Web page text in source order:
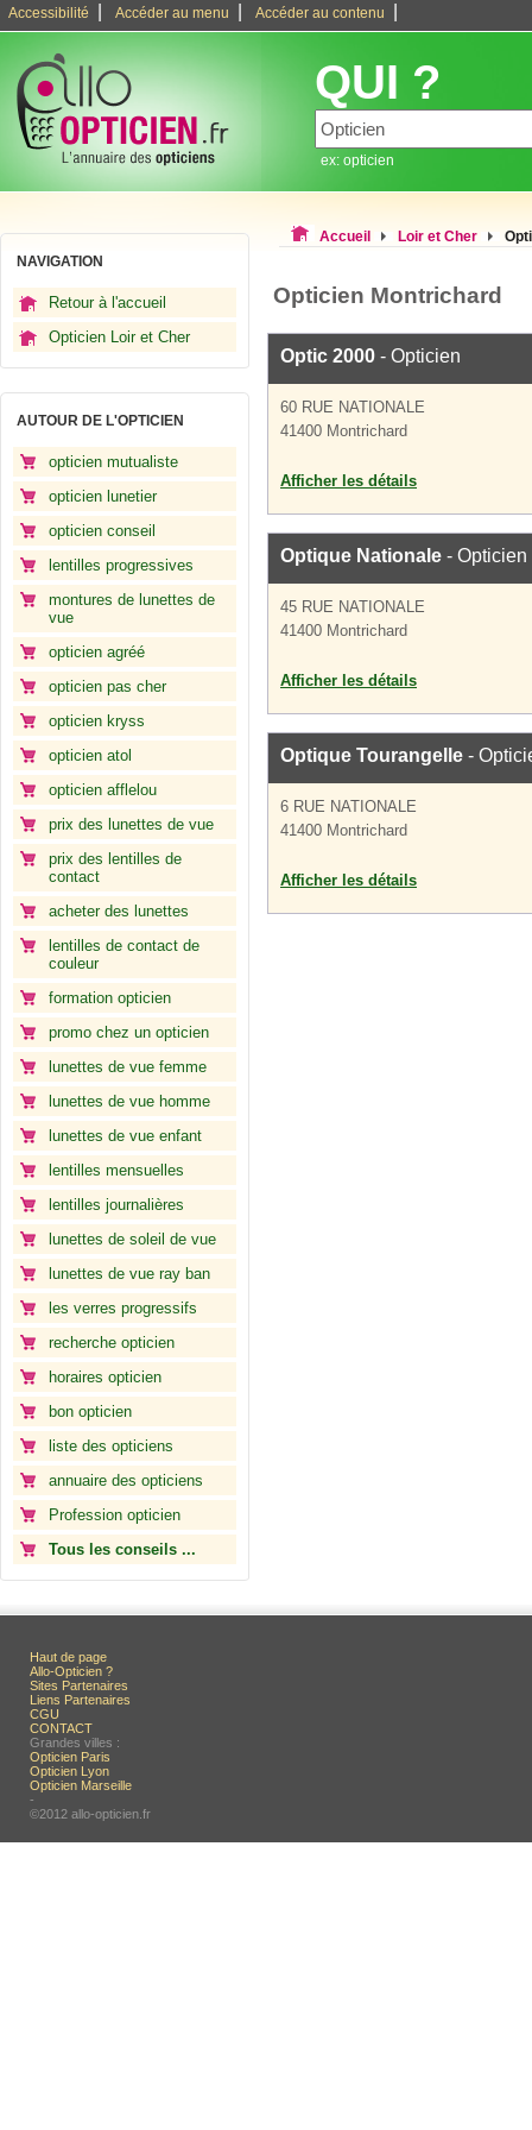
Accessibilité Accéder au menu Accéder au contenu
QUI ?
ex: opticien
NAVIGATION
Retour à l'accueil
Opticien Loir et Cher
AUTOUR DE L'OPTICIEN
opticien mutualiste
opticien lunetier
opticien conseil
lentilles progressives
montures de lunettes de
vue
opticien agréé
opticien pas cher
opticien kryss
opticien atol
opticien afflelou
prix des lunettes de vue
prix des lentilles de
contact
acheter des lunettes
lentilles de contact de
couleur
formation opticien
promo chez un opticien
lunettes de vue femme
lunettes de vue homme
lunettes de vue enfant
lentilles mensuelles
lentilles journalières
lunettes de soleil de vue
lunettes de vue ray ban
les verres progressifs
recherche opticien
horaires opticien
bon opticien
liste des opticiens
annuaire des opticiens
Profession opticien
Tous les conseils ...
Accueil Loir et Cher
Opticien Montrichard
Optic 2000 - Opticien
60 RUE NATIONALE
41400 Montrichard
Afficher les détails
Optique Nationale - Opticien
45 RUE NATIONALE
41400 Montrichard
Afficher les détails
Optique Tourangelle -
6 RUE NATIONALE
41400 Montrichard
Afficher les détails
Haut de page
Allo-Opticien ?
Sites Partenaires
Liens Partenaires
CGU
CONTACT
Grandes villes :
Opticien Paris
Opticien Lyon
Opticien Marseille
-
©2012 allo-opticien.fr